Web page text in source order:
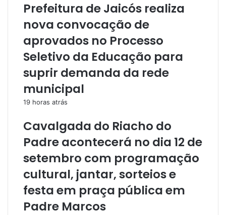
Prefeitura de Jaicós realiza
nova convocação de
aprovados no Processo
Seletivo da Educação para
suprir demanda da rede
municipal
19 horas atrás
Cavalgada do Riacho do
Padre acontecerá no dia 12 de
setembro com programação
cultural, jantar, sorteios e
festa em praça pública em
Padre Marcos